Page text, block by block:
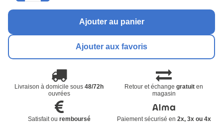
Ajouter au panier
Ajouter aux favoris
Livraison à domicile sous48/72h
ouvrées
Retour et échangegratuit en
magasin
Satisfait ou remboursé Paiement sécurisé en 2x, 3x ou 4x